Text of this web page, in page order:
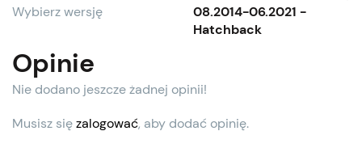
Wybierz wersję
08.2014-06.2021 -
Hatchback
Opinie
Nie dodano jeszcze żadnej opinii!
Musisz sięzalogować, aby dodać opinię.